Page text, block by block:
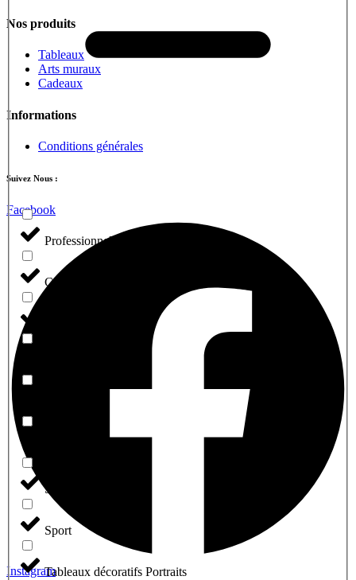
Professionnel
Cabinet Medical
Salon De Coiffure
Sport
Tableaux décoratifs Portraits
Nos produits
Tableaux
Arts muraux
Cadeaux
Informations
Conditions générales
Suivez Nous :
Facebook
Instagram